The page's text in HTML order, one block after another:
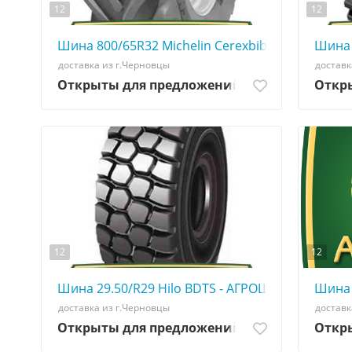
12
Шина 800/65R32 Michelin Cerexbib CFO -
доставка из г.Черновцы
Открыты для предложений
12
Шина
12
Шина 29.50/R29 Hilo BDTS - АГРОШИНА ☎️
доставка из г.Черновцы
Открыты для предложений
12
Шина